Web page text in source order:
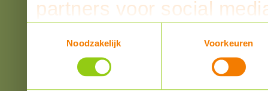
partners voor social
informatie die u aan ze
verzameld op basis van
Noodzakelijk
Voorkeuren